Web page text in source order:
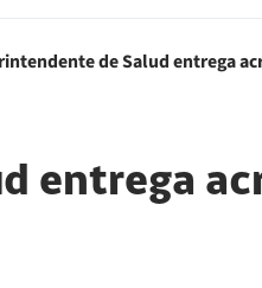
de Salud entrega
entrega